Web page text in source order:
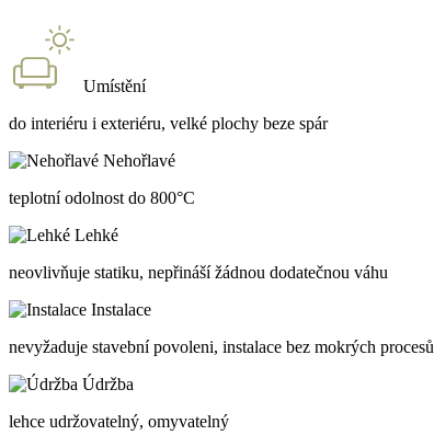
Umístění
do interiéru i exteriéru, velké plochy beze spár
Nehořlavé
teplotní odolnost do 800°C
Lehké
neovlivňuje statiku, nepřináší žádnou dodatečnou váhu
Instalace
nevyžaduje stavební povoleni, instalace bez mokrých procesů
Údržba
lehce udržovatelný, omyvatelný